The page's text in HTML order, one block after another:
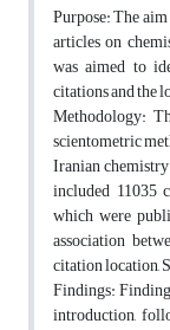
Purpose: The
articles on
was aimed to
citations and the
Methodology:
scientometric
Iranian
included 11035
which were
association
citation location,
Findings:
introduction,